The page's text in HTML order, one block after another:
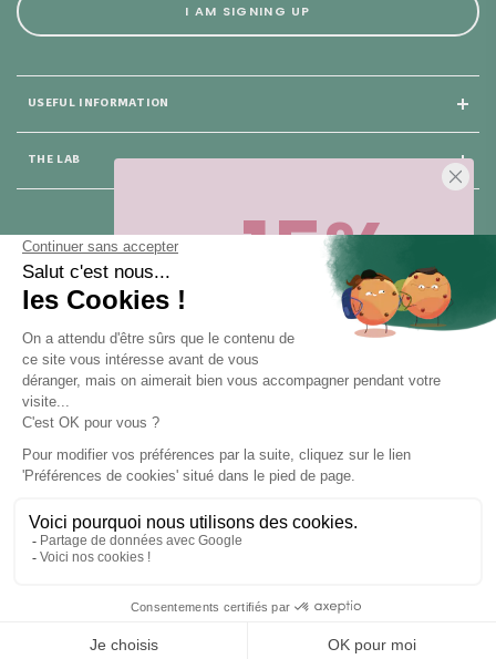
75008 Paris
hello@santarome.fr
USEFUL INFORMATION
THE LAB
I AM SIGNING UP
-15%
Sur votre première commande,
moment ! Désinscription en 1 clic, à
tout moment.
Obtenir -15%
marketing de notre part. Pour vous désinscrire, cliquez sur le lien de